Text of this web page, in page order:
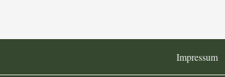
Impressum